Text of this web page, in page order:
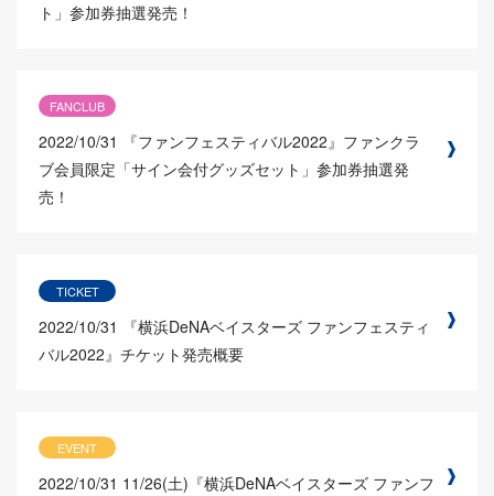
ト」参加券抽選発売！
FANCLUB
2022/10/31
『ファンフェスティバル2022』ファンクラ
ブ会員限定「サイン会付グッズセット」参加券抽選発
売！
TICKET
2022/10/31
『横浜DeNAベイスターズ ファンフェスティ
バル2022』チケット発売概要
EVENT
2022/10/31 11/26(土)『横浜DeNAベイスターズ ファンフ